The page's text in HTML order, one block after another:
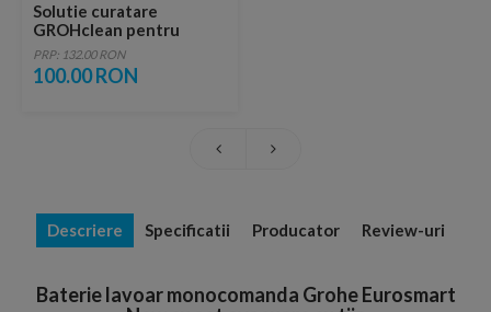
Solutie curatare
GROHclean pentru
baterii crom
PRP: 132.00 RON
100.00 RON
Descriere Specificatii Producator Review-uri
Baterie lavoar monocomanda Grohe Eurosmart